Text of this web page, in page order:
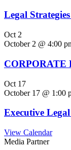
Legal
Oct 2
October 2 @ 4:00
Oct 17
October 17 @ 1:00
Executive
View Calendar
Media Partner